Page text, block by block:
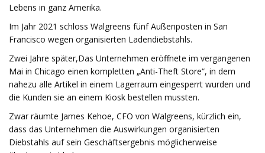
Lebens in ganz Amerika.
Im Jahr 2021 schloss Walgreens fünf Außenposten in San
Francisco wegen organisierten Ladendiebstahls.
Zwei Jahre später,Das Unternehmen eröffnete im vergangenen
Mai in Chicago einen kompletten „Anti-Theft Store“, in dem
nahezu alle Artikel in einem Lagerraum eingesperrt wurden und
die Kunden sie an einem Kiosk bestellen mussten.
Zwar räumte James Kehoe, CFO von Walgreens, kürzlich ein,
dass das Unternehmen die Auswirkungen organisierten
Diebstahls auf sein Geschäftsergebnis möglicherweise